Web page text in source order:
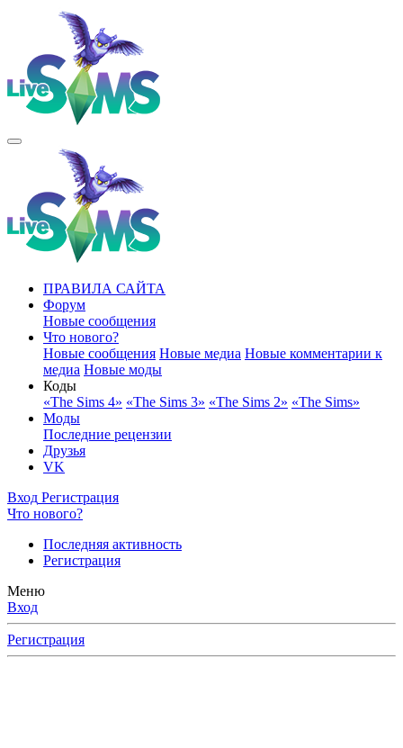
ПРАВИЛА САЙТА
Форум
Новые сообщения
Что нового?
Новые сообщения Новые медиа Новые комментарии к
медиа Новые моды
Коды
«The Sims 4» «The Sims 3» «The Sims 2» «The Sims»
Моды
Последние рецензии
Друзья
VK
Вход Регистрация
Что нового?
Последняя активность
Регистрация
Меню
Вход
Регистрация